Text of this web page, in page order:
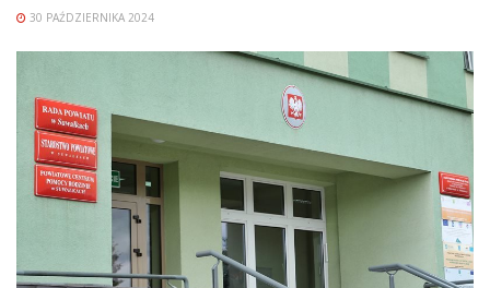
30 PAŹDZIERNIKA 2024